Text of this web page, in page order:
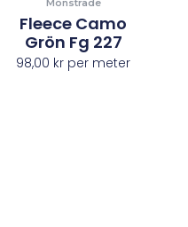
Mönstrade
Fleece Camo
Grön Fg 227
98,00 kr per meter